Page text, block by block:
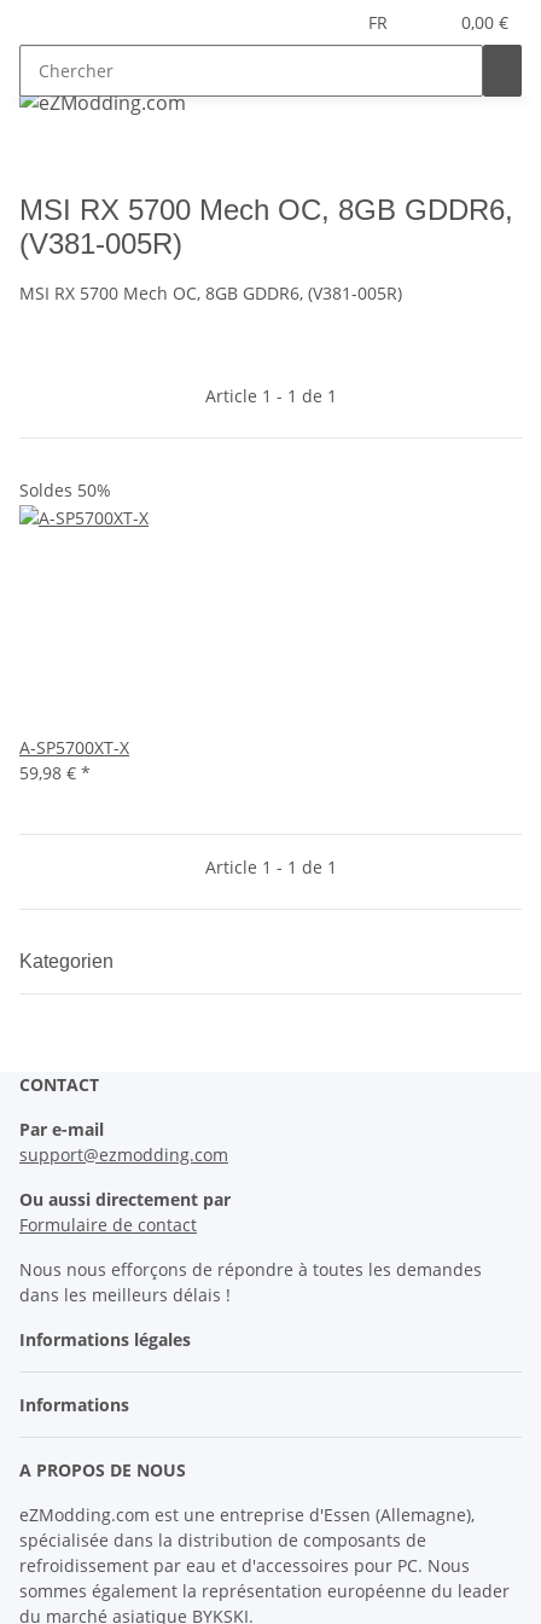
FR 0,00 €
MSI RX 5700 Mech OC, 8GB GDDR6,
(V381-005R)
MSI RX 5700 Mech OC, 8GB GDDR6, (V381-005R)
Article 1 - 1 de 1
Soldes 50%
A-SP5700XT-X
59,98 € *
Article 1 - 1 de 1
Kategorien
CONTACT
Par e-mail
support@ezmodding.com
Ou aussi directement par
Formulaire de contact
Nous nous efforçons de répondre à toutes les demandes
dans les meilleurs délais !
Informations légales
Informations
A PROPOS DE NOUS
eZModding.com est une entreprise d'Essen (Allemagne),
spécialisée dans la distribution de composants de
refroidissement par eau et d'accessoires pour PC. Nous
sommes également la représentation européenne du leader
du marché asiatique BYKSKI.